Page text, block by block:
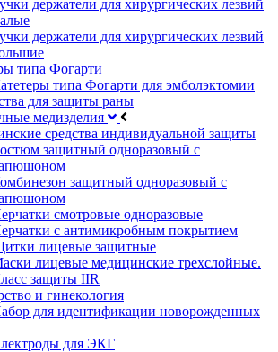
держатели для хирургических лезвий
держатели для хирургических лезвий
типа Фогарти
типа Фогарти для эмболэктомии
для защиты раны
медизделия
средства индивидуальной защиты
защитный одноразовый с
защитный одноразовый с
смотровые одноразовые
с антимикробным покрытием
лицевые защитные
лицевые медицинские трехслойные.
защиты IIR
и гинекология
для идентификации новорожденных
для ЭКГ